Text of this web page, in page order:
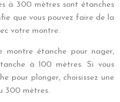
à 300 mètres sont étanches
que vous pouvez faire de la
votre montre.
montre étanche pour nager,
à 100 mètres. Si vous
pour plonger, choisissez une
300 mètres.